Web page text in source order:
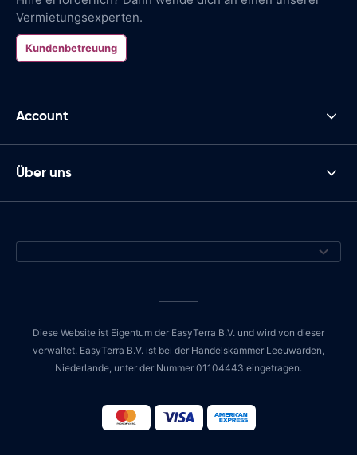
Vermietungsexperten.
Kundenbetreuung
Account
Über uns
Diese Website ist Eigentum der EasyTerra B.V. und wird von dieser
verwaltet. EasyTerra B.V. ist bei der Handelskammer Leeuwarden,
Niederlande, unter der Nummer 01104443 eingetragen.